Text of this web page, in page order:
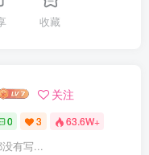
收藏
关注
0 3 63.6W+
有写...